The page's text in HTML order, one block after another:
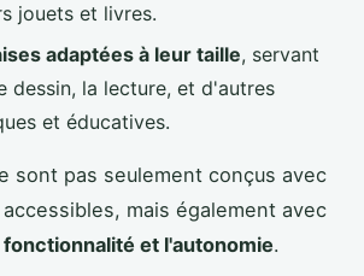
jouets et livres.
adaptées à leur taille, servant
dessin, la lecture, et d'autres
et éducatives.
sont pas seulement conçus avec
mais également avec
fonctionnalité et l'autonomie.